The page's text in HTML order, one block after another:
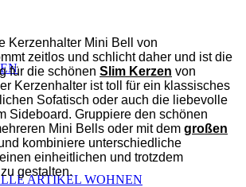
ARTIKEL WOHNEN
Kerzenhalter Mini Bell von
zeitlos und schlicht daher und ist die
für die schönen Slim Kerzen von
Kerzenhalter ist toll für ein klassisches
Sofatisch oder auch die liebevolle
Sideboard. Gruppiere den schönen
Mini Bells oder mit dem großen
kombiniere unterschiedliche
einheitlichen und trotzdem
gestalten.